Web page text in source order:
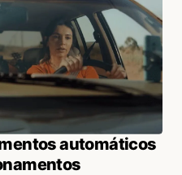
automáticos